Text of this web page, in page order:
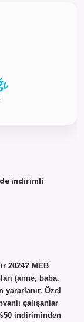
indirimli
2024? MEB
(anne, baba,
Özel
çalışanlar
indiriminden